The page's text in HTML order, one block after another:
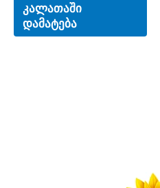
კალათაში
დამატება